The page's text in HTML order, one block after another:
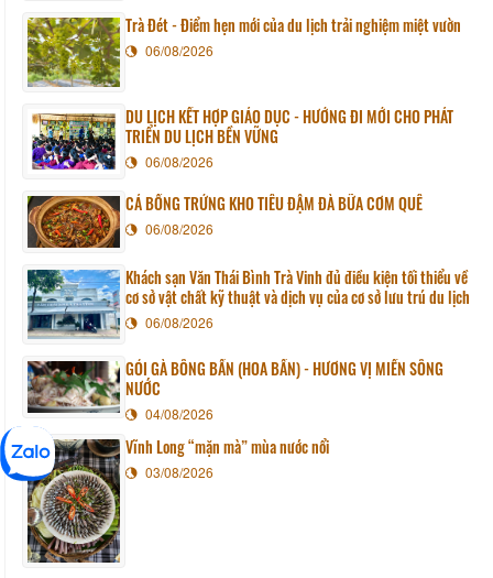
Trà Đét - Điểm hẹn mới của du lịch trải nghiệm miệt vườn
06/08/2026
DU LỊCH KẾT HỢP GIÁO DỤC - HƯỚNG ĐI MỚI CHO PHÁT
TRIỂN DU LỊCH BỀN VỮNG
06/08/2026
CÁ BỐNG TRỨNG KHO TIÊU ĐẬM ĐÀ BỮA CƠM QUÊ
06/08/2026
Khách sạn Văn Thái Bình Trà Vinh đủ điều kiện tối thiểu về
cơ sở vật chất kỹ thuật và dịch vụ của cơ sở lưu trú du lịch
06/08/2026
GỎI GÀ BÔNG BẦN (HOA BẦN) - HƯƠNG VỊ MIỀN SÔNG
NƯỚC
04/08/2026
Vĩnh Long “mặn mà” mùa nước nổi
03/08/2026